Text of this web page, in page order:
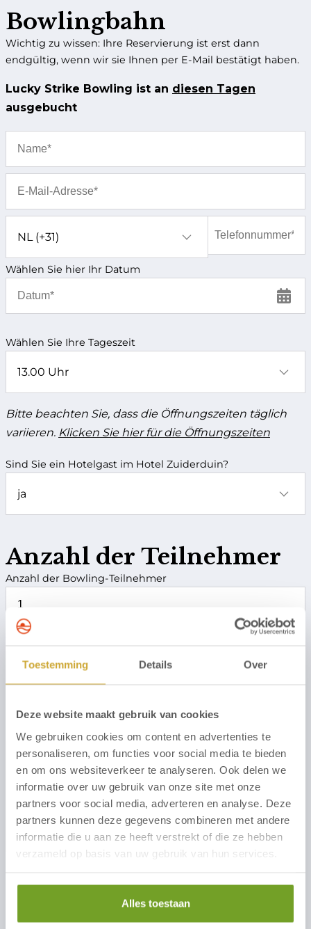
Toestemming Details Over
Deze website maakt gebruik van cookies
We gebruiken cookies om content en advertenties te
personaliseren, om functies voor social media te bieden
en om ons websiteverkeer te analyseren. Ook delen we
informatie over uw gebruik van onze site met onze
partners voor social media, adverteren en analyse. Deze
partners kunnen deze gegevens combineren met andere
informatie die u aan ze heeft verstrekt of die ze hebben
verzameld op basis van uw gebruik van hun services.
Alles toestaan
Bowlingbahn
Wichtig zu wissen: Ihre Reservierung ist erst dann
endgültig, wenn wir sie Ihnen per E-Mail bestätigt haben.
Lucky Strike Bowling ist an diesen Tagen
ausgebucht
Wählen Sie hier Ihr Datum
Wählen Sie Ihre Tageszeit
Bitte beachten Sie, dass die Öffnungszeiten täglich
variieren. Klicken Sie hier für die Öffnungszeiten
Sind Sie ein Hotelgast im Hotel Zuiderduin?
Anzahl der Teilnehmer
Anzahl der Bowling-Teilnehmer
Gewünschte Anzahl von Bowlingbahnen
Bemerkungen